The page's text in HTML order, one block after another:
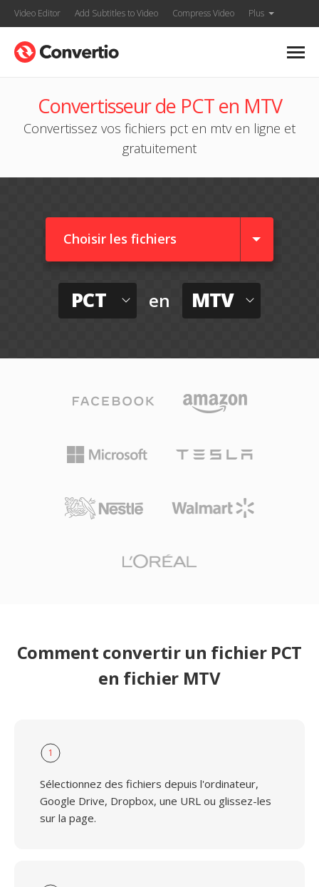
Video Editor Add Subtitles to Video Compress Video Plus
Convertisseur de PCT en MTV
Convertissez vos fichiers pct en mtv en ligne et
gratuitement
Choisir les fichiers
PCT en MTV
Comment convertir un fichier PCT
en fichier MTV
1
Sélectionnez des fichiers depuis l'ordinateur,
Google Drive, Dropbox, une URL ou glissez-les
sur la page.